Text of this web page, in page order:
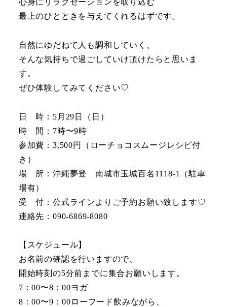
心身にリラクゼーションを取り込む
最上のひとときを与えてくれるはずです。
自然にゆだねて人も調和していく、
そんな気持ちで過ごしていけ頂けたらと思いま
す。
ぜひ体験してみてください♡
日 時：5月29日（日）
時 間：7時〜9時
参加費：3,500円（ローチョコスムージレシピ付
き）
場 所：沖縄夢登 南城市玉城百名1118-1（駐車
場有）
受 付：公式ラインよりご予約お願い致します♡
連絡先：090-6869-8080
【スケジュール】
お名前の確認を行いますので、
開始時刻の5分前までに集合お願いします。
7：00〜8：00ヨガ
8：00〜9：00ローフード飲みながら、